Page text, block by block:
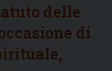
delle
di